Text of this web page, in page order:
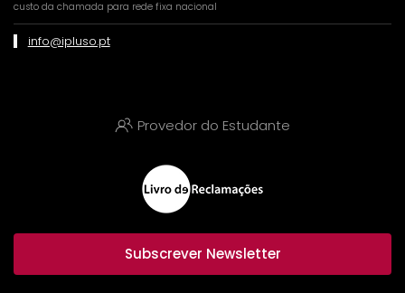
custo da chamada para rede fixa nacional
info@ipluso.pt
Provedor do Estudante
Subscrever Newsletter